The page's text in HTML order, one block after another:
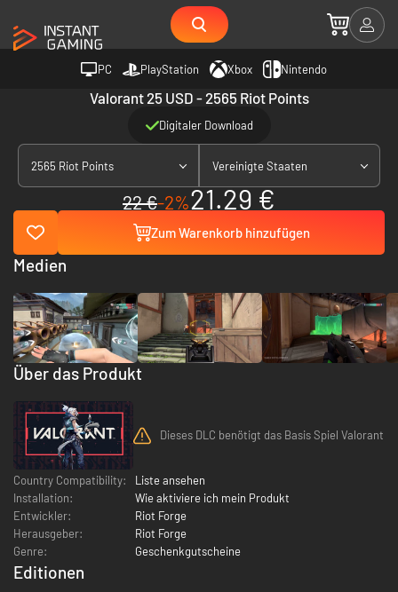
PC PlayStation Xbox Nintendo
Valorant 25 USD - 2565 Riot Points
Digitaler Download
2565 Riot Points Vereinigte Staaten
22 €-2%21.29 €
Zum Warenkorb hinzufügen
Über das Produkt
Dieses DLC benötigt das Basis Spiel Valorant
Country Compatibility:
Liste ansehen
Installation:
Wie aktiviere ich mein Produkt
Entwickler:
Riot Forge
Herausgeber:
Riot Forge
Genre:
Geschenkgutscheine
Editionen
Medien